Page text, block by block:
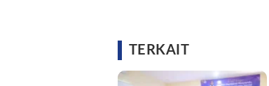
TERKAIT